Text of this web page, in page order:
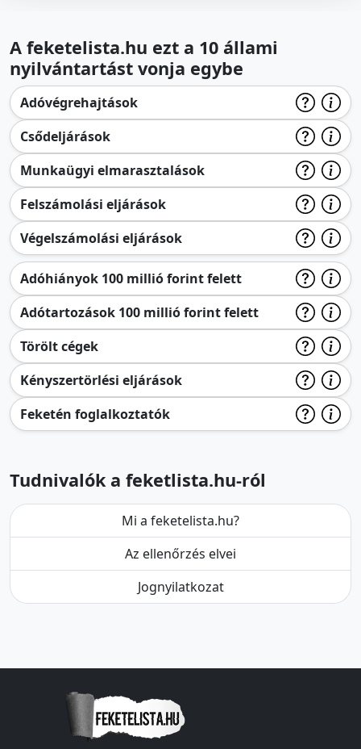
A feketelista.hu ezt a 10 állami
nyilvántartást vonja egybe
Adóvégrehajtások
Csődeljárások
Munkaügyi elmarasztalások
Felszámolási eljárások
Végelszámolási eljárások
Adóhiányok 100 millió forint felett
Adótartozások 100 millió forint felett
Törölt cégek
Kényszertörlési eljárások
Feketén foglalkoztatók
Tudnivalók a feketlista.hu-ról
Mi a feketelista.hu?
Az ellenőrzés elvei
Jognyilatkozat